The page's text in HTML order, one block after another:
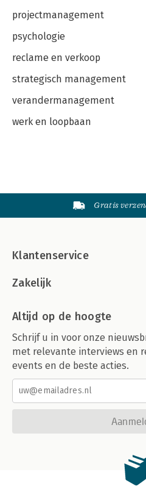
projectmanagement
psychologie
reclame en verkoop
strategisch management
verandermanagement
werk en loopbaan
Gratis
Klantenservice
Zakelijk
Altijd op de hoogte
Schrijf u in voor onze
met relevante interviews en
events en de beste acties.